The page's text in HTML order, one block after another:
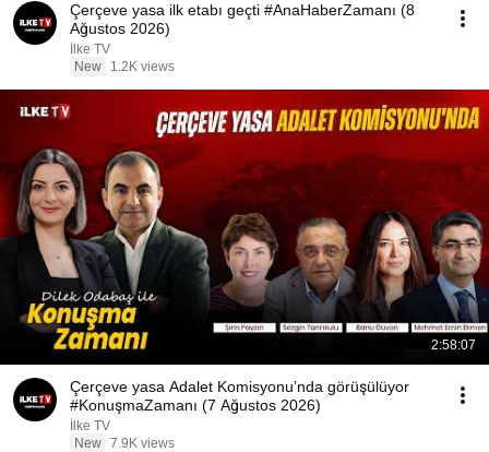
Çerçeve yasa ilk etabı geçti #AnaHaberZamanı (8
Ağustos 2026)
İlke TV
New
1.2K views
2:58:07
Çerçeve yasa Adalet Komisyonu’nda görüşülüyor
#KonuşmaZamanı (7 Ağustos 2026)
İlke TV
New 7.9K views